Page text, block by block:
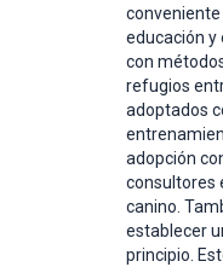
conveniente
educación
con
refugios
adoptados
adopción
consultores
canino.
establecer
principio.